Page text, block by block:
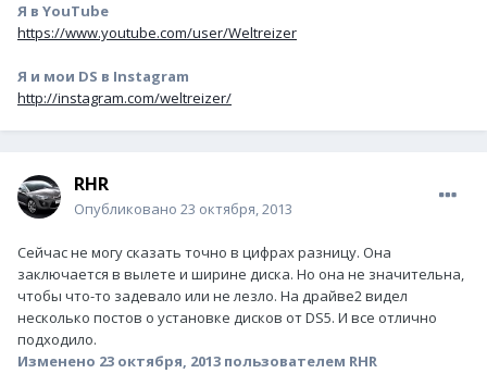
Я в YouTube
https://www.youtube.com/user/Weltreizer
Я и мои DS в Instagram
http://instagram.com/weltreizer/
RHR
Опубликовано 23 октября, 2013
Сейчас не могу сказать точно в цифрах разницу. Она
заключается в вылете и ширине диска. Но она не значительна,
чтобы что-то задевало или не лезло. На драйве2 видел
несколько постов о установке дисков от DS5. И все отлично
подходило.
Изменено 23 октября, 2013 пользователем RHR